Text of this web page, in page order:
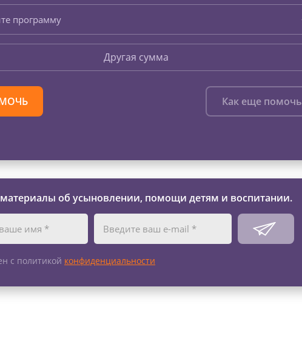
программу
Другая сумма
Как еще помочь
об усыновлении, помощи детям и воспитании.
с политикой конфиденциальности